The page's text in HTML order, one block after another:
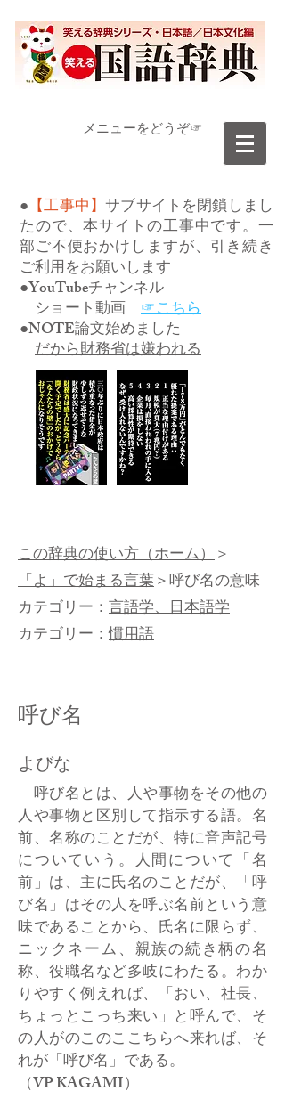
​メニューをどうぞ☞
● 【工事中】サブサイトを閉鎖しまし
たので、本サイトの工事中です。一
部ご不便おかけしますが、引き続き
ご利用をお願いします
●YouTubeチャンネル
ショート動画 ☞こちら
●NOTE論文始めました
だから財務省は嫌われる
この辞典の使い方（ホーム）＞
「よ」で始まる言葉＞呼び名の意味
カテゴリー： 言語学、日本語学
カテゴリー：慣用語
呼び名
よびな
呼び名とは、人や事物をその他の
人や事物と区別して指示する語。名
前、名称のことだが、特に音声記号
についていう。人間について「名
前」は、主に氏名のことだが、「呼
び名」はその人を呼ぶ名前という意
味であることから、氏名に限らず、
ニックネーム、親族の続き柄の名
称、役職名など多岐にわたる。わか
りやすく例えれば、「おい、社長、
ちょっとこっち来い」と呼んで、そ
の人がのこのここちらへ来れば、そ
れが「呼び名」である。
​（VP KAGAMI）